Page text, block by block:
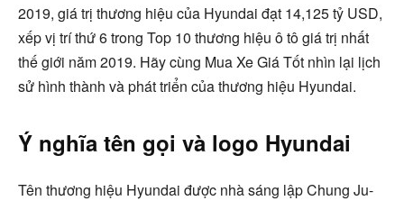
2019, giá trị thương hiệu của Hyundai đạt 14,125 tỷ USD,
xếp vị trí thứ 6 trong Top 10 thương hiệu ô tô giá trị nhất
thế giới năm 2019. Hãy cùng Mua Xe Giá Tốt nhìn lại lịch
sử hình thành và phát triển của thương hiệu Hyundai.
Ý nghĩa tên gọi và logo Hyundai
Tên thương hiệu Hyundai được nhà sáng lập Chung Ju-